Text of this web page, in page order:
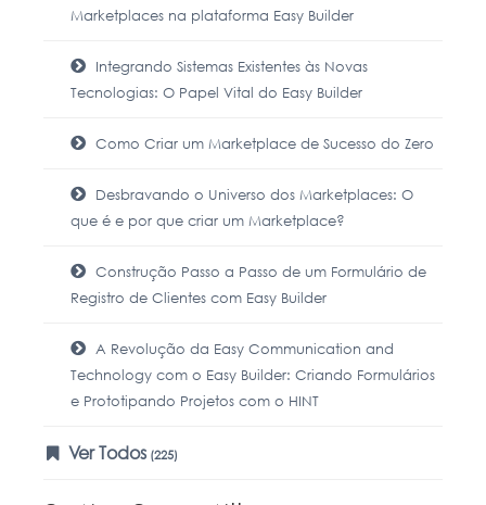
Marketplaces na plataforma Easy Builder
Integrando Sistemas Existentes às Novas
Tecnologias: O Papel Vital do Easy Builder
Como Criar um Marketplace de Sucesso do Zero
Desbravando o Universo dos Marketplaces: O
que é e por que criar um Marketplace?
Construção Passo a Passo de um Formulário de
Registro de Clientes com Easy Builder
A Revolução da Easy Communication and
Technology com o Easy Builder: Criando Formulários
e Prototipando Projetos com o HINT
Ver Todos (225)